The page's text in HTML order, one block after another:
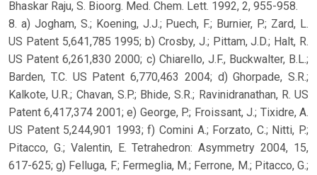
Bhaskar Raju, S. Bioorg. Med. Chem. Lett. 1992, 2, 955-958.
8. a) Jogham, S.; Koening, J.J.; Puech, F.; Burnier, P.; Zard, L.
US Patent 5,641,785 1995; b) Crosby, J.; Pittam, J.D.; Halt, R.
US Patent 6,261,830 2000; c) Chiarello, J.F., Buckwalter, B.L.;
Barden, T.C. US Patent 6,770,463 2004; d) Ghorpade, S.R.;
Kalkote, U.R.; Chavan, S.P.; Bhide, S.R.; Ravinidranathan, R. US
Patent 6,417,374 2001; e) George, P.; Froissant, J.; Tixidre, A.
US Patent 5,244,901 1993; f) Comini A.; Forzato, C.; Nitti, P.;
Pitacco, G.; Valentin, E. Tetrahedron: Asymmetry 2004, 15,
617-625; g) Felluga, F.; Fermeglia, M.; Ferrone, M.; Pitacco, G.;